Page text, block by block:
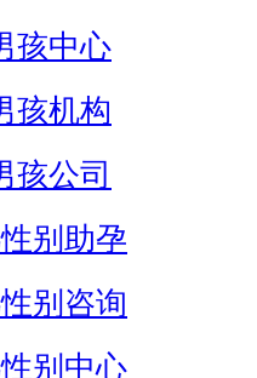
孩中心
孩机构
孩公司
别助孕
别咨询
别中心